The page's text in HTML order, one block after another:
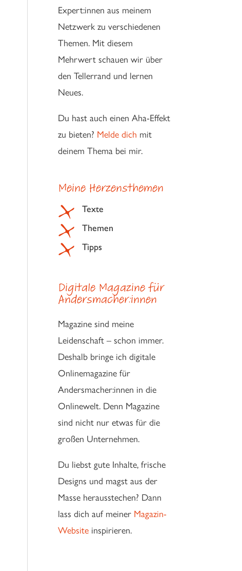
Expert:innen aus meinem
Netzwerk zu verschiedenen
Themen. Mit diesem
Mehrwert schauen wir über
den Tellerrand und lernen
Neues.
Du hast auch einen Aha-Effekt
zu bieten? Melde dich mit
deinem Thema bei mir.
Meine Herzensthemen
Texte
Themen
Tipps
Digitale Magazine für
Andersmacher:innen
Magazine sind meine
Leidenschaft – schon immer.
Deshalb bringe ich digitale
Onlinemagazine für
Andersmacher:innen in die
Onlinewelt. Denn Magazine
sind nicht nur etwas für die
großen Unternehmen.
Du liebst gute Inhalte, frische
Designs und magst aus der
Masse herausstechen? Dann
lass dich auf meiner Magazin-
Website inspirieren.